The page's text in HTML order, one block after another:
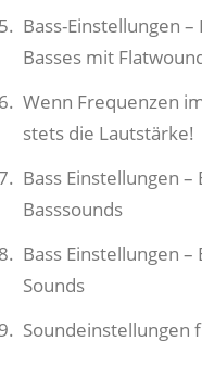
Bass-Einstellungen
Basses mit
Wenn Frequenzen
stets die Lautstärke!
Bass Einstellungen
Basssounds
Bass Einstellungen
Sounds
Soundeinstellungen